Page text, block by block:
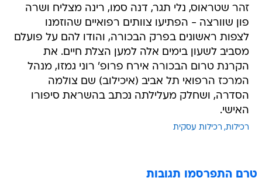
זהר שטראוס, נלי תגר, דנה סמו, רינה מצליח ושרה
פון שוורצה - הפתיעו צוותים רפואיים שהוזמנו
לצפות ראשונים בפרק הבכורה, והודו להם על פועלם
מסביב לשעון בימים אלה למען הצלת חיים. את
הקרנת טרום הבכורה אירח פרופ' רוני גמזו, מנהל
המרכז הרפואי תל אביב (איכילוב) שם צולמה
הסדרה, ושחלק מעלילתה נכתב בהשראת סיפורו
האישי.
רכילות רכילות עסקית
טרם התפרסמו תגובות